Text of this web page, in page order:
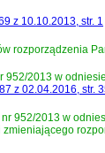
z 10.10.2013, str. 1
rozporządzenia
2013 w
z 02.04.2016, str.
952/2013 w